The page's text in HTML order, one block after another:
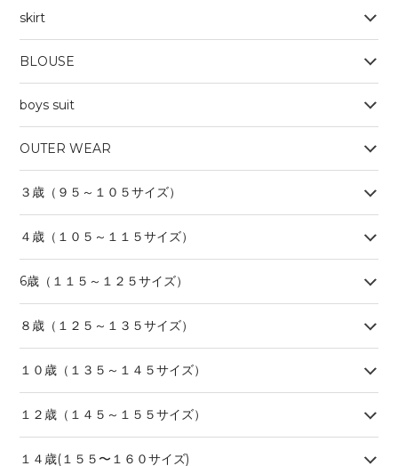
skirt
BLOUSE
boys suit
OUTER WEAR
３歳（９５～１０５サイズ）
４歳（１０５～１１５サイズ）
6歳（１１５～１２５サイズ）
８歳（１２５～１３５サイズ）
１０歳（１３５～１４５サイズ）
１２歳（１４５～１５５サイズ）
１４歳(１５５〜１６０サイズ)